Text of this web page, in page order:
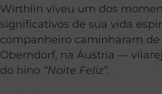
Wirthlin viveu um dos
significativos de sua vida
companheiro caminharam de
Oberndorf, na Áustria —
do hino “Noite Feliz”.